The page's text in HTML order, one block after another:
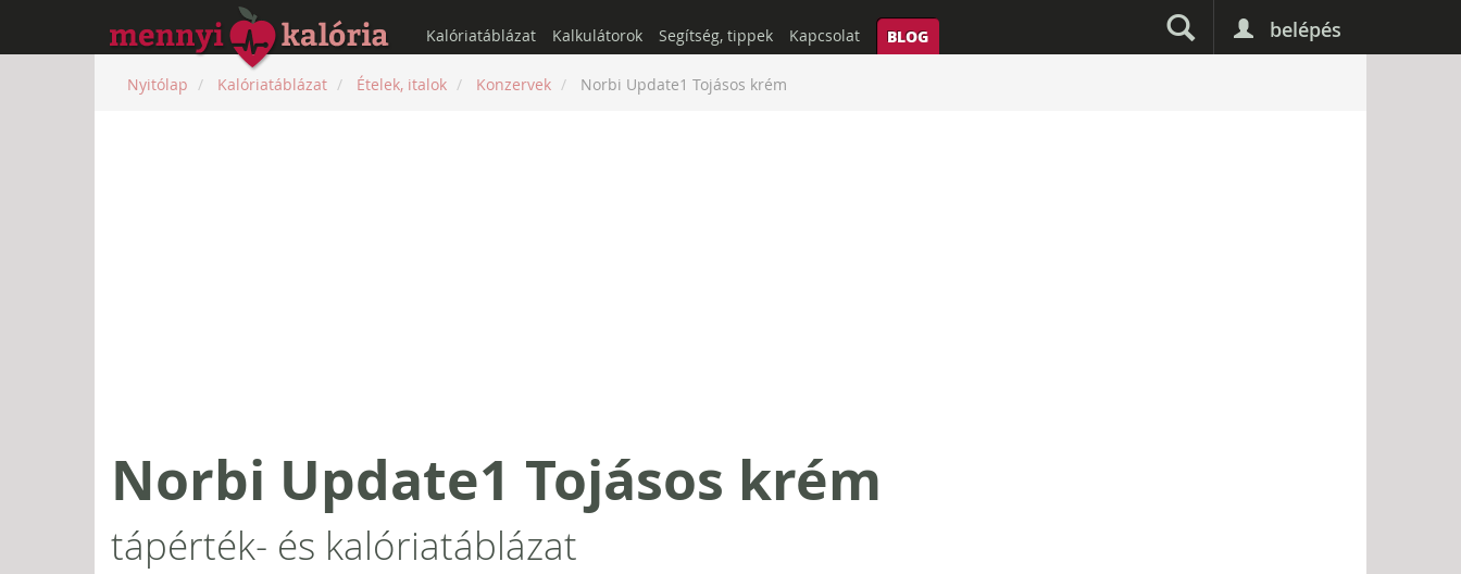
belépés
Kalóriatáblázat Kalkulátorok Segítség, tippek Kapcsolat BLOG
Nyitólap Kalóriatáblázat Ételek, italok Konzervek Norbi Update1 Tojásos krém
Norbi Update1 Tojásos krém
tápérték- és kalóriatáblázat